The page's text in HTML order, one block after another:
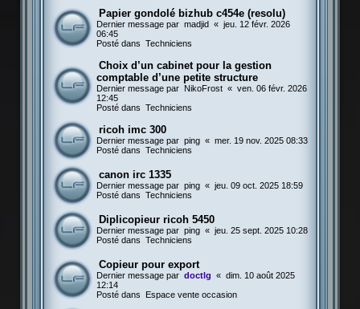
Papier gondolé bizhub c454e (resolu)
Dernier message par madjid « jeu. 12 févr. 2026
06:45
Posté dans Techniciens
Choix d’un cabinet pour la gestion
comptable d’une petite structure
Dernier message par NikoFrost « ven. 06 févr. 2026
12:45
Posté dans Techniciens
ricoh imc 300
Dernier message par ping « mer. 19 nov. 2025 08:33
Posté dans Techniciens
canon irc 1335
Dernier message par ping « jeu. 09 oct. 2025 18:59
Posté dans Techniciens
Diplicopieur ricoh 5450
Dernier message par ping « jeu. 25 sept. 2025 10:28
Posté dans Techniciens
Copieur pour export
Dernier message par doctlg « dim. 10 août 2025
12:14
Posté dans
Espace vente occasion